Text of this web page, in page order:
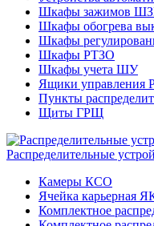
Шкафы зажимов
Шкафы обогрева
Шкафы
Шкафы РТЗО
Шкафы учета ШУ
Ящики
Пункты
Щиты ГРЩ
Распределительные
Камеры КСО
Ячейка карьерная
Комплектное